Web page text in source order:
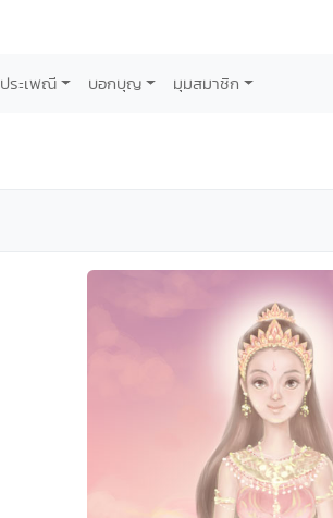
ประเพณี บอกบุญ มุมสมาชิก